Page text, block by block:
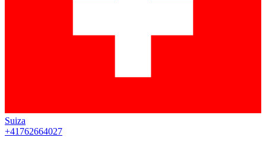
Suiza
+41762664027